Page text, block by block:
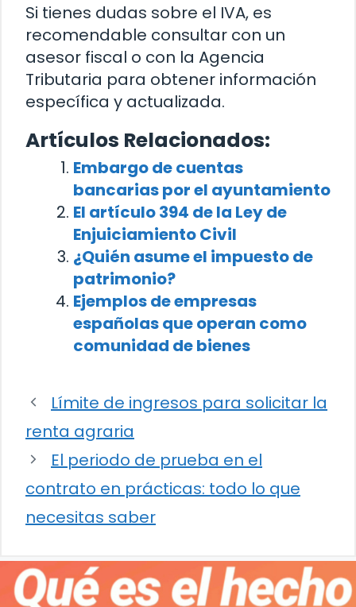
Si tienes dudas sobre el IVA, es
recomendable consultar con un
asesor fiscal o con la Agencia
Tributaria para obtener información
específica y actualizada.
Artículos Relacionados:
Embargo de cuentas
bancarias por el ayuntamiento
El artículo 394 de la Ley de
Enjuiciamiento Civil
¿Quién asume el impuesto de
patrimonio?
Ejemplos de empresas
españolas que operan como
comunidad de bienes
Límite de ingresos para solicitar la
renta agraria
El periodo de prueba en el
contrato en prácticas: todo lo que
necesitas saber